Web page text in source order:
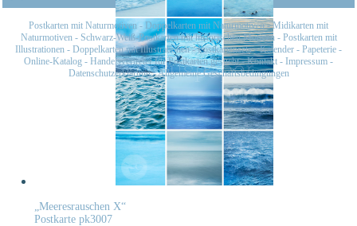
„Meeresrauschen X“
Postkarte pk3007
Postkarten mit Naturmotiven - Doppelkarten mit Naturmotiven-Midikarten mit
Naturmotiven- Schwarz-Weiß-Postkarten mit historischen Motiven- Postkarten mit
Illustrationen - Doppelkarten mit Illustrationen-Postkartensets-Kalender - Papeterie -
Online-Katalog - Handelsvertreter für Postkarten gesucht-Kontakt - Impressum -
Datenschutzerklärung-Allgemeine Geschäftsbedingungen